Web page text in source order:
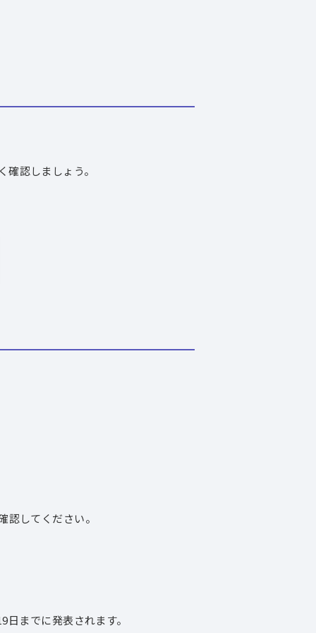
認しましょう。
認してください。
までに発表されます。